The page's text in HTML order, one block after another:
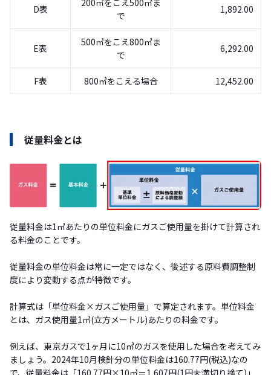
D表
200㎥をこえ500㎥ま
で
1,892.00
E表
500㎥をこえ800㎥ま
で
6,292.00
F表 800㎥をこえる場合 12,452.00
従量料金とは
従量料金は1㎥あたりの単位料金にガスご使用量を掛けて計算され
る料金のことです。
従量料金の単位料金は常に一定ではなく、後述する原料費調整制
度により変動する点が特徴です。
計算式は「単位料金×ガスご使用量」で算定されます。単位料金
とは、ガス使用量1㎥(立方メートル)あたりの料金です。
例えば、東京ガスで1ヶ月に10㎥のガスを使用した場合を考えてみ
ましょう。2024年10月検針分の単位料金は160.77円(税込)なの